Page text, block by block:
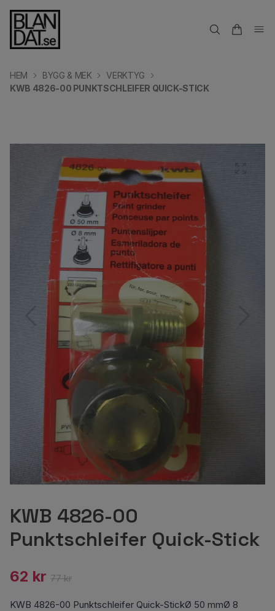
HEM BYGG & MEK
VERKTYG
KWB 4826-00 PUNKTSCHLEIFER QUICK-STICK
KWB 4826-00
Punktschleifer Quick-Stick
62 kr 77 kr
KWB 4826-00 Punktschleifer Quick-StickØ 50 mmØ 8